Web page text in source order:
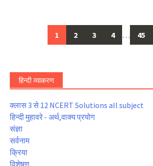
navigation
1 2 3 4 … 45
हिन्दी व्याकरण
क्लास 3 से 12 NCERT Solutions all subject
हिन्दी मुहावरे - अर्थ,वाक्य प्रयोग
संज्ञा
सर्वनाम
क्रिया